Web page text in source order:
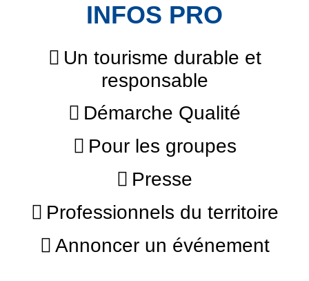
INFOS PRO
Un tourisme durable et
responsable
Démarche Qualité
Pour les groupes
Presse
Professionnels du territoire
Annoncer un événement